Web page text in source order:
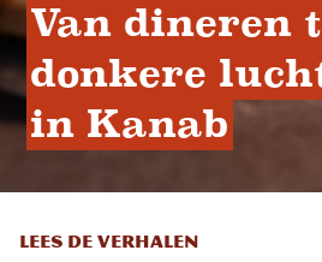
Van dineren
donkere
in Kanab
LEES DE VERHALEN